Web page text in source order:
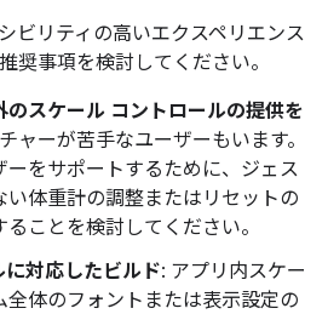
ビリティの高いエクスペリエンス
奨事項を検討してください。
のスケール コントロールの提供を
ャーが苦手なユーザーもいます。
ーをサポートするために、ジェス
い体重計の調整またはリセットの
ことを検討してください。
対応したビルド: アプリ内スケー
全体のフォントまたは表示設定の